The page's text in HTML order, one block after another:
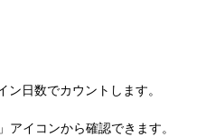
日数でカウントします。
アイコンから確認できます。